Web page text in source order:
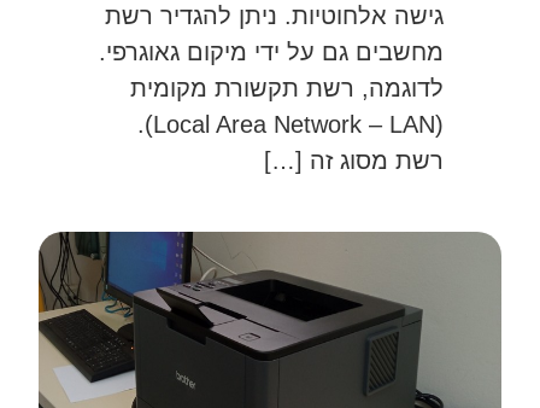
גישה אלחוטיות. ניתן להגדיר רשת
מחשבים גם על ידי מיקום גאוגרפי.
לדוגמה, רשת תקשורת מקומית
(Local Area Network – LAN).
רשת מסוג זה […]